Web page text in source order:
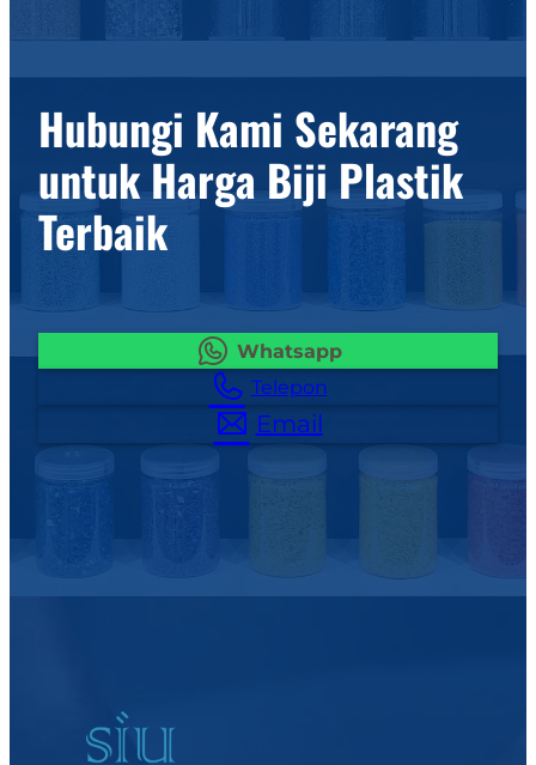
Hubungi Kami Sekarang
untuk Harga Biji Plastik
Terbaik
Whatsapp
Telepon
Email